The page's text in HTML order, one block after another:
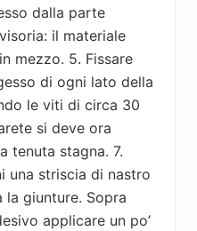
dalla parte
il materiale
mezzo. 5. Fissare
di ogni lato della
le viti di circa 30
si deve ora
tenuta stagna. 7.
una striscia di nastro
giunture. Sopra
applicare un po’